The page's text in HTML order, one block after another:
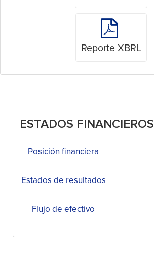
Reporte XBRL
ESTADOS FINANCIEROS
Posición financiera
Estados de resultados
Flujo de efectivo